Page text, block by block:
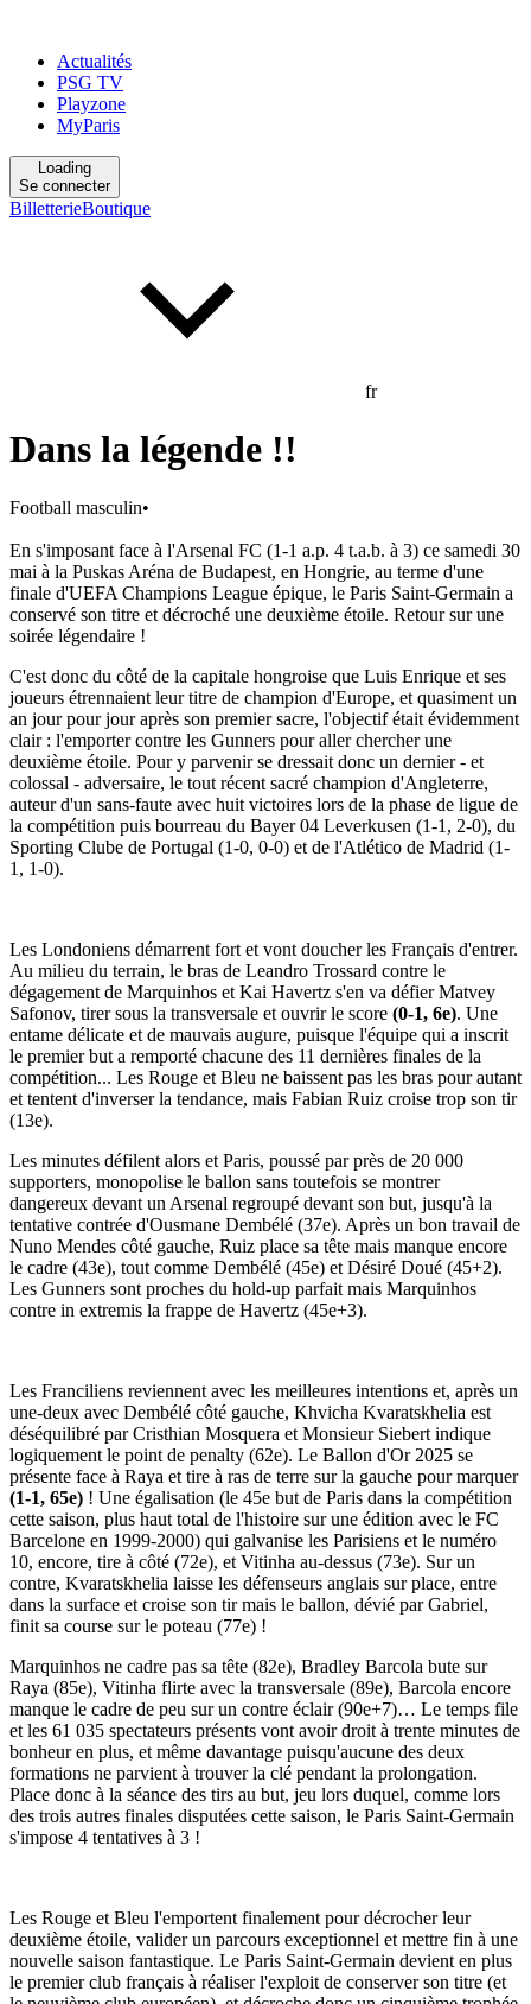
Actualités
PSG TV
Playzone
MyParis
Loading
Se connecter
BilletterieBoutique
fr
Dans la légende !!
Football masculin•
En s'imposant face à l'Arsenal FC (1-1 a.p. 4 t.a.b. à 3) ce samedi 30
mai à la Puskas Aréna de Budapest, en Hongrie, au terme d'une
finale d'UEFA Champions League épique, le Paris Saint-Germain a
conservé son titre et décroché une deuxième étoile. Retour sur une
soirée légendaire !
C'est donc du côté de la capitale hongroise que Luis Enrique et ses
joueurs étrennaient leur titre de champion d'Europe, et quasiment un
an jour pour jour après son premier sacre, l'objectif était évidemment
clair : l'emporter contre les Gunners pour aller chercher une
deuxième étoile. Pour y parvenir se dressait donc un dernier - et
colossal - adversaire, le tout récent sacré champion d'Angleterre,
auteur d'un sans-faute avec huit victoires lors de la phase de ligue de
la compétition puis bourreau du Bayer 04 Leverkusen (1-1, 2-0), du
Sporting Clube de Portugal (1-0, 0-0) et de l'Atlético de Madrid (1-
1, 1-0).
Les Londoniens démarrent fort et vont doucher les Français d'entrer.
Au milieu du terrain, le bras de Leandro Trossard contre le
dégagement de Marquinhos et Kai Havertz s'en va défier Matvey
Safonov, tirer sous la transversale et ouvrir le score (0-1, 6e). Une
entame délicate et de mauvais augure, puisque l'équipe qui a inscrit
le premier but a remporté chacune des 11 dernières finales de la
compétition... Les Rouge et Bleu ne baissent pas les bras pour autant
et tentent d'inverser la tendance, mais Fabian Ruiz croise trop son tir
(13e).
Les minutes défilent alors et Paris, poussé par près de 20 000
supporters, monopolise le ballon sans toutefois se montrer
dangereux devant un Arsenal regroupé devant son but, jusqu'à la
tentative contrée d'Ousmane Dembélé (37e). Après un bon travail de
Nuno Mendes côté gauche, Ruiz place sa tête mais manque encore
le cadre (43e), tout comme Dembélé (45e) et Désiré Doué (45+2).
Les Gunners sont proches du hold-up parfait mais Marquinhos
contre in extremis la frappe de Havertz (45e+3).
Les Franciliens reviennent avec les meilleures intentions et, après un
une-deux avec Dembélé côté gauche, Khvicha Kvaratskhelia est
déséquilibré par Cristhian Mosquera et Monsieur Siebert indique
logiquement le point de penalty (62e). Le Ballon d'Or 2025 se
présente face à Raya et tire à ras de terre sur la gauche pour marquer
(1-1, 65e) ! Une égalisation (le 45e but de Paris dans la compétition
cette saison, plus haut total de l'histoire sur une édition avec le FC
Barcelone en 1999-2000) qui galvanise les Parisiens et le numéro
10, encore, tire à côté (72e), et Vitinha au-dessus (73e). Sur un
contre, Kvaratskhelia laisse les défenseurs anglais sur place, entre
dans la surface et croise son tir mais le ballon, dévié par Gabriel,
finit sa course sur le poteau (77e) !
Marquinhos ne cadre pas sa tête (82e), Bradley Barcola bute sur
Raya (85e), Vitinha flirte avec la transversale (89e), Barcola encore
manque le cadre de peu sur un contre éclair (90e+7)… Le temps file
et les 61 035 spectateurs présents vont avoir droit à trente minutes de
bonheur en plus, et même davantage puisqu'aucune des deux
formations ne parvient à trouver la clé pendant la prolongation.
Place donc à la séance des tirs au but, jeu lors duquel, comme lors
des trois autres finales disputées cette saison, le Paris Saint-Germain
s'impose 4 tentatives à 3 !
Les Rouge et Bleu l'emportent finalement pour décrocher leur
deuxième étoile, valider un parcours exceptionnel et mettre fin à une
nouvelle saison fantastique. Le Paris Saint-Germain devient en plus
le premier club français à réaliser l'exploit de conserver son titre (et